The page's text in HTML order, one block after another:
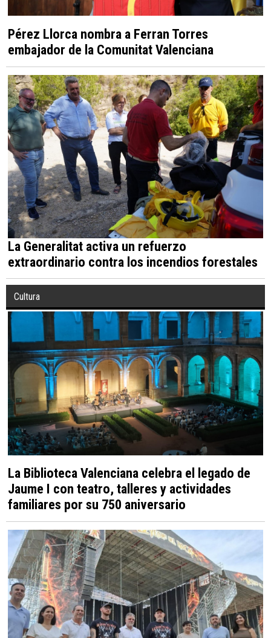
Pérez Llorca nombra a Ferran Torres
embajador de la Comunitat Valenciana
La Generalitat activa un refuerzo
extraordinario contra los incendios forestales
Cultura
La Biblioteca Valenciana celebra el legado de
Jaume I con teatro, talleres y actividades
familiares por su 750 aniversario